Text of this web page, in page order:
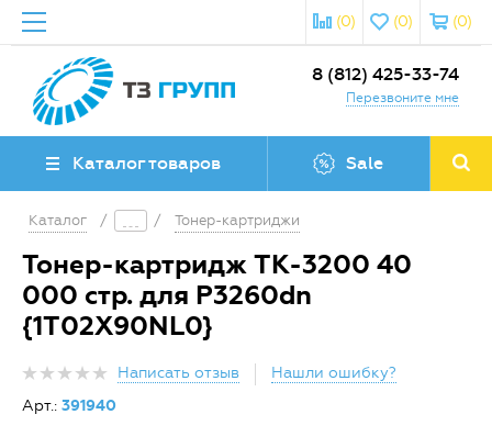
(0)
(0)
(0)
8 (812) 425-33-74
Перезвоните мне
Каталог товаров Sale
Каталог / / Тонер-картриджи
Тонер-картридж TK-3200 40
000 стр. для P3260dn
{1T02X90NL0}
Написать отзыв
Нашли ошибку?
Арт.: 391940